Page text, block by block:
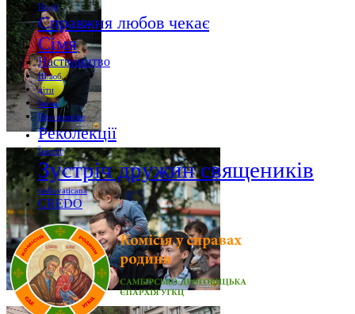
Події
Справжня любов чекає
Сімя
Наствництво
Шлюб
діти
Ікона
Про комісію
Реколекції
Їмості
Зустріч дружин священиків
radiovaticana
CREDO